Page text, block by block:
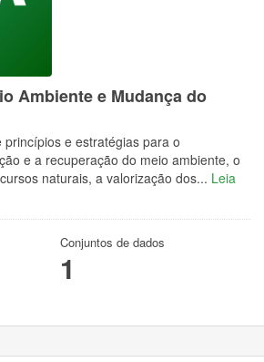
Ambiente e Mudança do
e estratégias para o
e a recuperação do meio ambiente, o
naturais, a valorização dos... Leia
Conjuntos de dados
1